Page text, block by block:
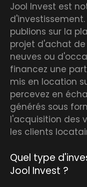
Jool Invest est
publions sur la
projet d'achat
neuves ou
financez une
mis en location
percevez en
générés sous
l'acquisition des
les clients
Quel type
Jool Invest ?